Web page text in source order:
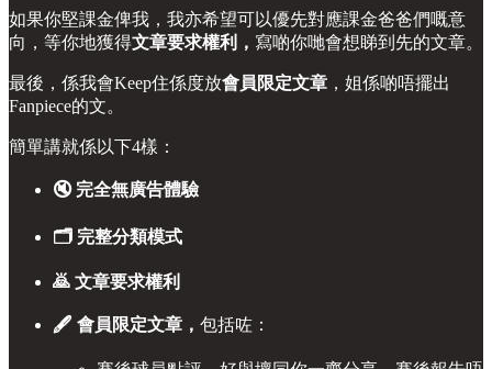
如果你堅課金俾我，我亦希望可以優先對應課金爸爸們嘅意
向，等你地獲得文章要求權利， 寫啲你哋會想睇到先的文章。
最後，係我會Keep住係度放會員限定文章 ，姐係啲唔擺出
Fanpiece的文。
簡單講就係以下4樣：
🔇 完全無廣告體驗
🗂 完整分類模式
🙇 文章要求權利
🖋 會員限定文章， 包括咗：